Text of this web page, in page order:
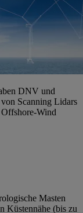
DNV und
Scanning Lidars
Wind
Masten
Küstennähe (bis zu